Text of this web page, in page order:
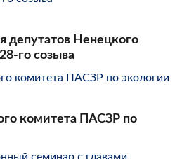
депутатов Ненецкого
го созыва
комитета ПАСЗР по